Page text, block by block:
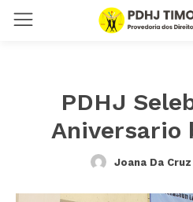
PDHJ
Aniversario
Joana Da Cruz